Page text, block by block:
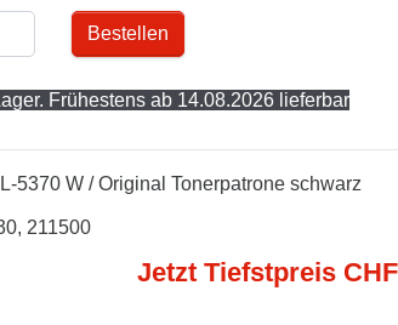
Bestellen
Frühestens ab 14.08.2026 lieferbar
5370 W / Original Tonerpatrone schwarz
211500
Jetzt Tiefstpreis